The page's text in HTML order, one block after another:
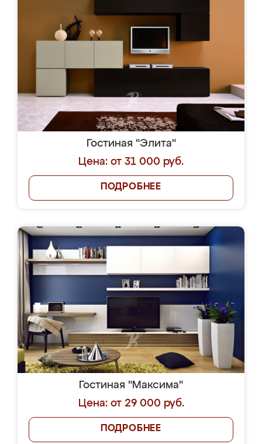
Гостиная "Элита"
Цена: от 31 000 руб.
ПОДРОБНЕЕ
Гостиная "Максима"
Цена: от 29 000 руб.
ПОДРОБНЕЕ